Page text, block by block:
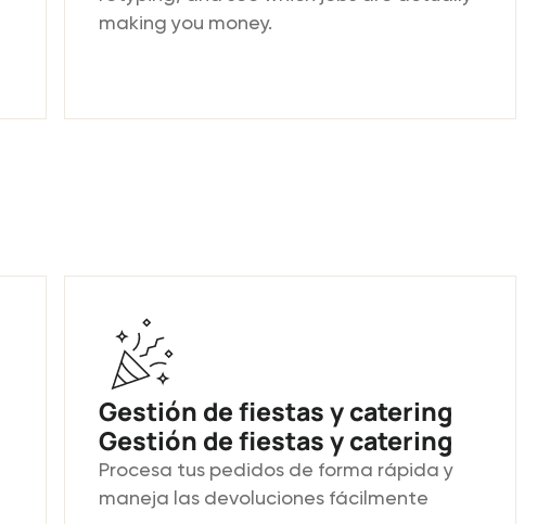
making you money.
Gestión de fiestas y catering
Gestión de fiestas y catering
Procesa tus pedidos de forma rápida y
maneja las devoluciones fácilmente